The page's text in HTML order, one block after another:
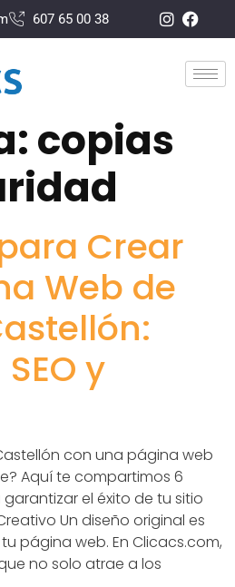
607 65 00 38
copias
Crear
Web de
y
con una página web
Aquí te compartimos 6
el éxito de tu sitio
Un diseño original es
página web. En Clicacs.com,
no solo atrae a los